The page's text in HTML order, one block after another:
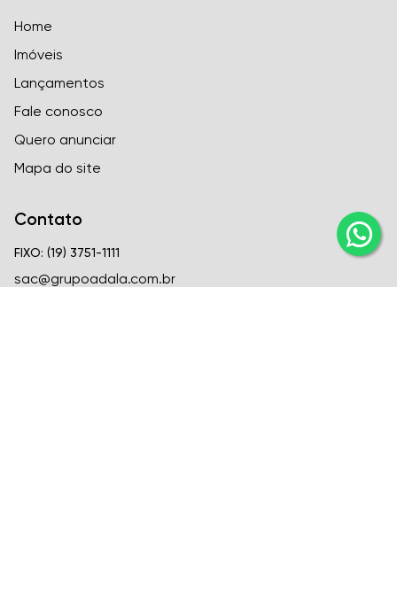
Home
Imóveis
Lançamentos
Fale conosco
Quero anunciar
Mapa do site
Contato
FIXO: (19) 3751-1111
sac@grupoadala.com.br